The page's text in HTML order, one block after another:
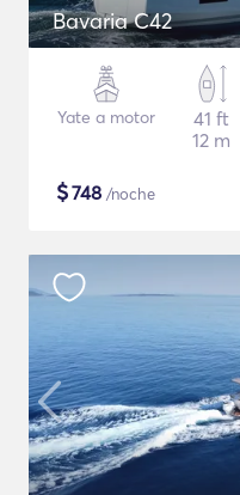
Bavaria C42
Yate a motor
41 ft
12 m
$748 /noche